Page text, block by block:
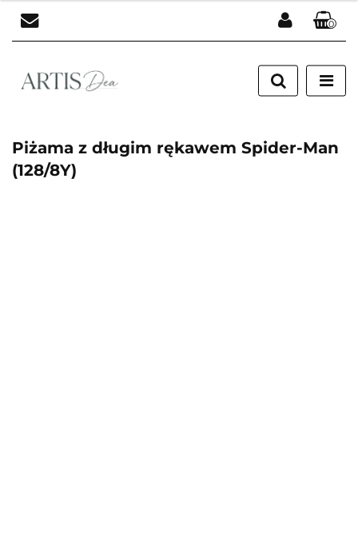
Zaloguj się
Zarejestruj się
0
Piżama z długim rękawem Spider-Man
(128/8Y)